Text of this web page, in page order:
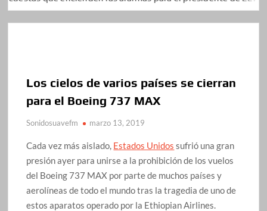
Los cielos de varios países se cierran
para el Boeing 737 MAX
Sonidosuavefm marzo 13, 2019
Cada vez más aislado, Estados Unidos sufrió una gran
presión ayer para unirse a la prohibición de los vuelos
del Boeing 737 MAX por parte de muchos países y
aerolíneas de todo el mundo tras la tragedia de uno de
estos aparatos operado por la Ethiopian Airlines.